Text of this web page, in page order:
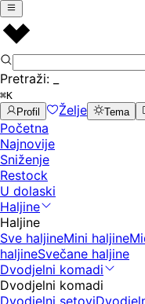
Pretraži:
⌘K
Profil
Želje Tema
Početna
Najnovije
Sniženje
Restock
U dolaski
Haljine
Haljine
Sve haljineMini haljine
haljineSvečane haljine
Dvodjelni komadi
Dvodjelni komadi
Dvodjelni setovi